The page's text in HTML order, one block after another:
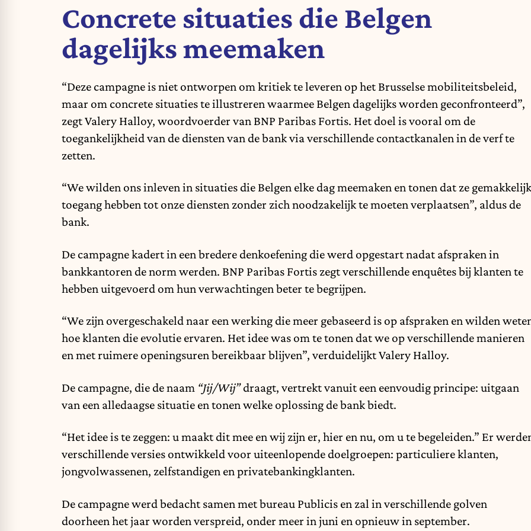
Concrete situaties die Belgen
dagelijks meemaken
“Deze campagne is niet ontworpen om kritiek te leveren op het Brusselse mobiliteitsbeleid,
maar om concrete situaties te illustreren waarmee Belgen dagelijks worden geconfronteerd”,
zegt Valery Halloy, woordvoerder van BNP Paribas Fortis. Het doel is vooral om de
toegankelijkheid van de diensten van de bank via verschillende contactkanalen in de verf te
zetten.
“We wilden ons inleven in situaties die Belgen elke dag meemaken en tonen dat ze gemakkelijk
toegang hebben tot onze diensten zonder zich noodzakelijk te moeten verplaatsen”, aldus de
bank.
De campagne kadert in een bredere denkoefening die werd opgestart nadat afspraken in
bankkantoren de norm werden. BNP Paribas Fortis zegt verschillende enquêtes bij klanten te
hebben uitgevoerd om hun verwachtingen beter te begrijpen.
“We zijn overgeschakeld naar een werking die meer gebaseerd is op afspraken en wilden
hoe klanten die evolutie ervaren. Het idee was om te tonen dat we op verschillende manieren
en met ruimere openingsuren bereikbaar blijven”, verduidelijkt Valery Halloy.
De campagne, die de naam “Jij/Wij”draagt, vertrekt vanuit een eenvoudig principe: uitgaan
van een alledaagse situatie en tonen welke oplossing de bank biedt.
“Het idee is te zeggen: u maakt dit mee en wij zijn er, hier en nu, om u te begeleiden.” Er
verschillende versies ontwikkeld voor uiteenlopende doelgroepen: particuliere klanten,
jongvolwassenen, zelfstandigen en privatebankingklanten.
De campagne werd bedacht samen met bureau Publicis en zal in verschillende golven
doorheen het jaar worden verspreid, onder meer in juni en opnieuw in september.